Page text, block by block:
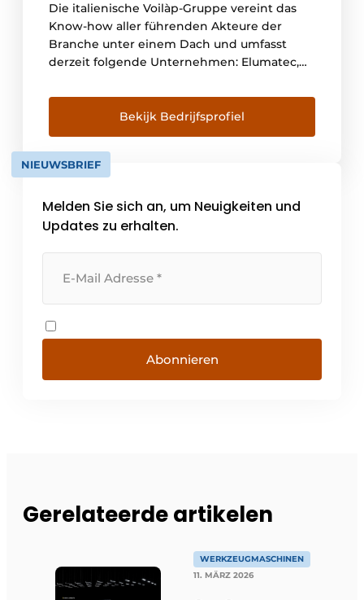
Die italienische Voilàp-Gruppe vereint das
Know-how aller führenden Akteure der
Branche unter einem Dach und umfasst
derzeit folgende Unternehmen: Elumatec,
Keraglass, Mappi International, Motiqa,
Pladway, Someco, Tekna, Voilàp Digital. Die
Kernkompetenz der Gruppe liegt in der
Entwicklung, der Produktion und/oder dem
Vertrieb von Technologien zur Bearbeitung
Bekijk Bedrijfsprofiel
NIEUWSBRIEF
Melden Sie sich an, um Neuigkeiten und
Updates zu erhalten.
Abonnieren
Gerelateerde artikelen
WERKZEUGMASCHINEN
11. MÄRZ 2026